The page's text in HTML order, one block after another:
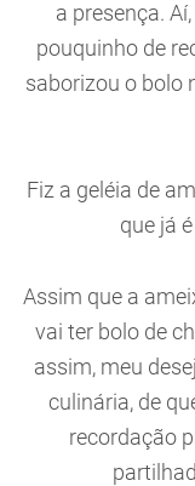
a presença.
pouquinho de
saborizou o bolo
Fiz a geléia de
que já
Assim que a
vai ter bolo de
assim, meu
culinária, de
recordação